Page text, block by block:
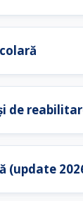
de
(update